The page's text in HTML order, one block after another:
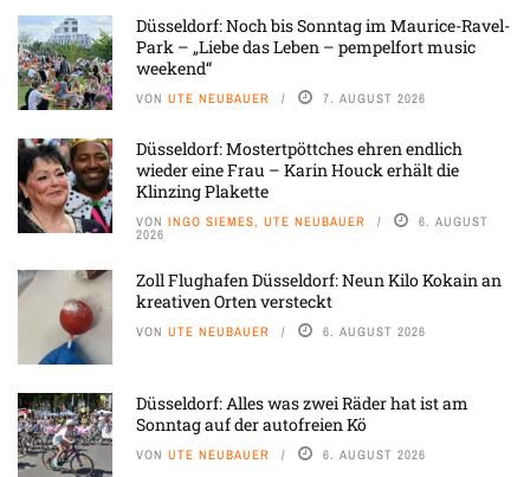
Düsseldorf: Noch bis Sonntag im Maurice-Ravel-
Park – „Liebe das Leben – pempelfort music
weekend“
VON UTE NEUBAUER 7. AUGUST 2026
Düsseldorf: Mostertpöttches ehren endlich
wieder eine Frau – Karin Houck erhält die
Klinzing Plakette
VON INGO SIEMES, UTE NEUBAUER 6. AUGUST
2026
Zoll Flughafen Düsseldorf: Neun Kilo Kokain an
kreativen Orten versteckt
VON UTE NEUBAUER 6. AUGUST 2026
Düsseldorf: Alles was zwei Räder hat ist am
Sonntag auf der autofreien Kö
VON UTE NEUBAUER 6. AUGUST 2026